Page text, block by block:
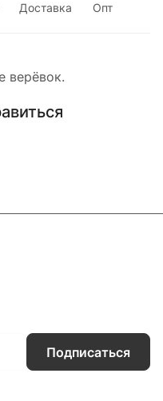
Доставка Опт
верёвок.
Подписаться